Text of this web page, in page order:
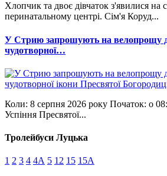
Хлопчик та двоє дівчаток з'явилися на
перинатальному центрі. Сім'я Коруд...
У Стрию запрошують на велопрощу
чудотворної…
Коли: 8 серпня 2026 року Початок: о
Успіння Пресвятої...
Тролейбуси Луцька
1 2 3 4 4А 5 12 15 15А